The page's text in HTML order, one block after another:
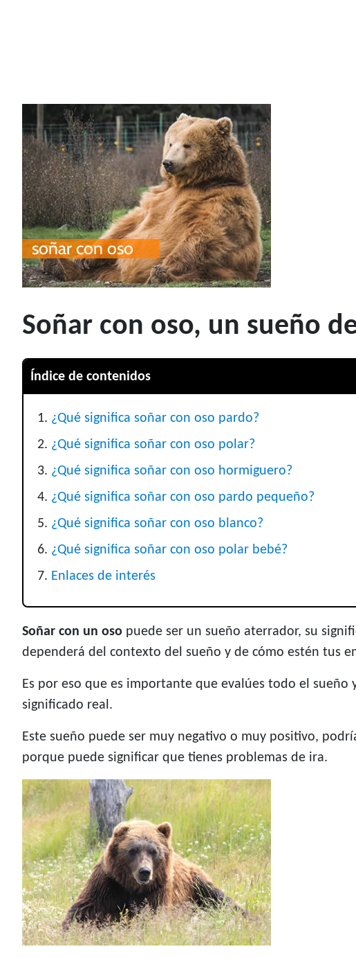
Soñar con oso, un sueño
Índice de contenidos
¿Qué significa soñar con oso pardo?
¿Qué significa soñar con oso polar?
¿Qué significa soñar con oso hormiguero?
¿Qué significa soñar con oso pardo pequeño?
¿Qué significa soñar con oso blanco?
¿Qué significa soñar con oso polar bebé?
Enlaces de interés
Soñar con un oso puede ser un sueño aterrador, su
dependerá del contexto del sueño y de cómo estén tus
Es por eso que es importante que evalúes todo el
significado real.
Este sueño puede ser muy negativo o muy positivo,
porque puede significar que tienes problemas de ira.